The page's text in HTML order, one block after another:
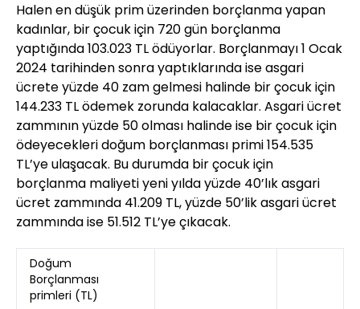
Halen en düşük prim üzerinden borçlanma yapan
kadınlar, bir çocuk için 720 gün borçlanma
yaptığında 103.023 TL ödüyorlar. Borçlanmayı 1 Ocak
2024 tarihinden sonra yaptıklarında ise asgari
ücrete yüzde 40 zam gelmesi halinde bir çocuk için
144.233 TL ödemek zorunda kalacaklar. Asgari ücret
zammının yüzde 50 olması halinde ise bir çocuk için
ödeyecekleri doğum borçlanması primi 154.535
TL’ye ulaşacak. Bu durumda bir çocuk için
borçlanma maliyeti yeni yılda yüzde 40’lık asgari
ücret zammında 41.209 TL, yüzde 50’lik asgari ücret
zammında ise 51.512 TL’ye çıkacak.
Doğum
Borçlanması
primleri (TL)